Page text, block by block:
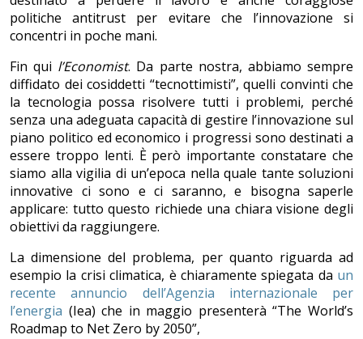
politiche antitrust per evitare che l’innovazione si
concentri in poche mani.
Fin qui l’Economist. Da parte nostra, abbiamo sempre
diffidato dei cosiddetti “tecnottimisti”, quelli convinti che
la tecnologia possa risolvere tutti i problemi, perché
senza una adeguata capacità di gestire l’innovazione sul
piano politico ed economico i progressi sono destinati a
essere troppo lenti. È però importante constatare che
siamo alla vigilia di un’epoca nella quale tante soluzioni
innovative ci sono e ci saranno, e bisogna saperle
applicare: tutto questo richiede una chiara visione degli
obiettivi da raggiungere.
La dimensione del problema, per quanto riguarda ad
esempio la crisi climatica, è chiaramente spiegata da un
recente annuncio dell’Agenzia internazionale per
l’energia (Iea) che in maggio presenterà “The World’s
Roadmap to Net Zero by 2050”,